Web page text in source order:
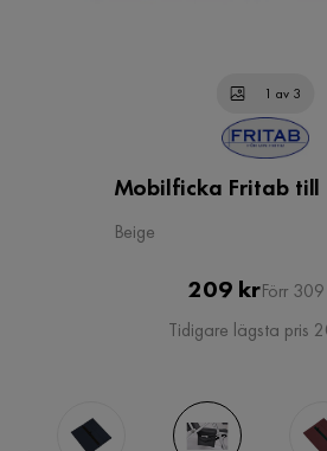
1 av 3
Mobilficka Fritab till
Beige
Pris
209 kr
Pris
Förr
Tidigare lägsta pris